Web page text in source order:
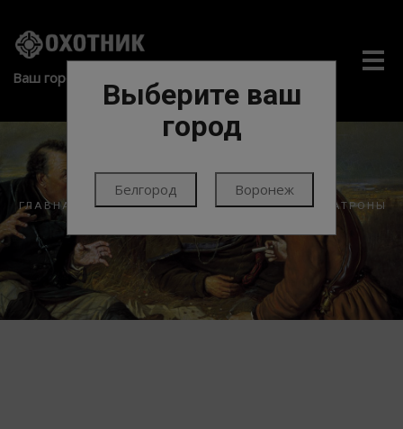
Ваш город:
Выберите ваш
город
Белгород Воронеж
ГЛАВНАЯ ПАТРОНЫ ПАТРОНЫ НАРЕЗНЫЕ
ПАТРОНЫ